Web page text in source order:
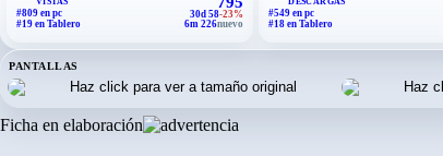
#809 en pc
#19 en Tablero
30d 58-23%
6m 226nuevo
#549 en pc
#18 en Tablero
PANTALLAS
Ficha en elaboración